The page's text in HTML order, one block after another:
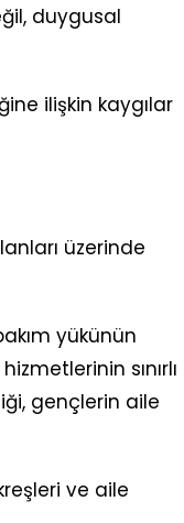
duygusal
ilişkin kaygılar
üzerinde
yükünün
sınırlı
gençlerin aile
ve aile